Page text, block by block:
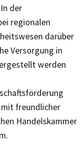
der
regionalen
darüber
Versorgung in
werden
freundlicher
Handelskammer